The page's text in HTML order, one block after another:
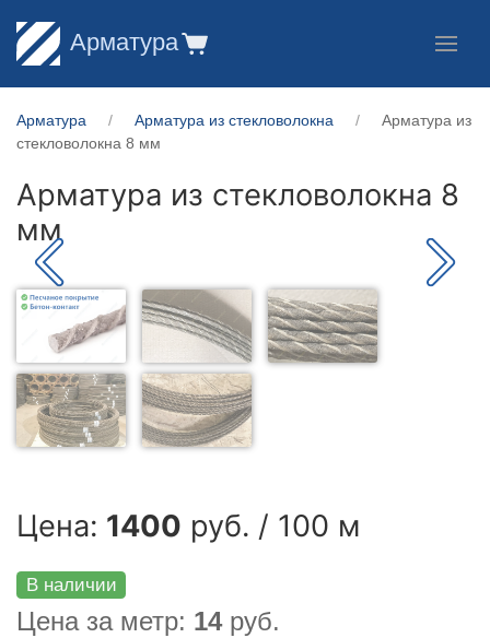
Арматура
Арматура Арматура из стекловолокна
Арматура из
стекловолокна 8 мм
Арматура из стекловолокна 8
мм
Цена: 1400 руб. / 100 м
В наличии
Цена за метр: 14руб.